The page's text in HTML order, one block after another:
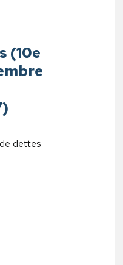
(10e
dettes